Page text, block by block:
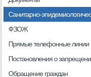
Санитарно-
ФЗОЖ
Прямые телефонные линии
Постановления о
Обращение граждан